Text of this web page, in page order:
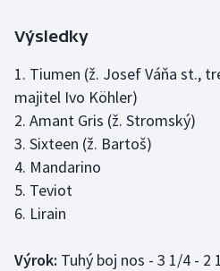
Výsledky
1. Tiumen (ž. Josef Váňa st.,
majitel Ivo Köhler)
2. Amant Gris (ž. Stromský)
3. Sixteen (ž. Bartoš)
4. Mandarino
5. Teviot
6. Lirain
Výrok: Tuhý boj nos - 3 1/4 - 2